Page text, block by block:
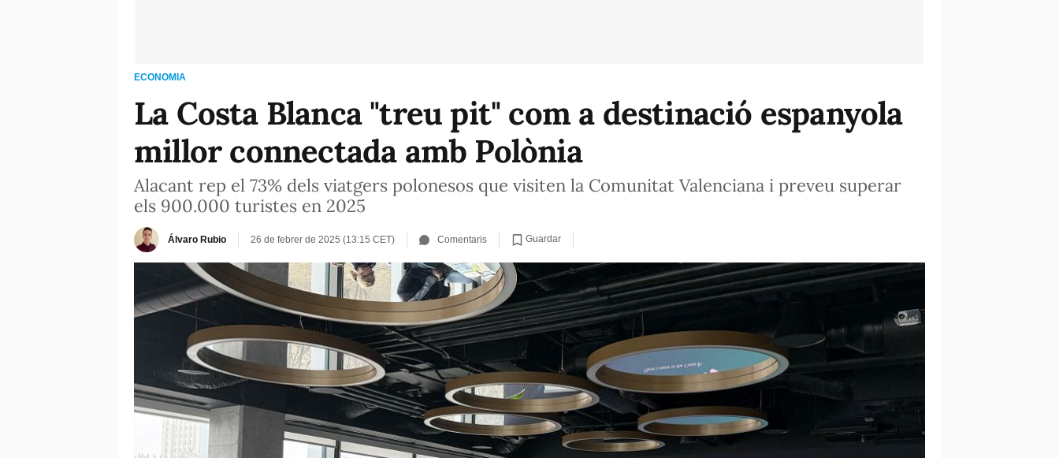
ECONOMIA
La Costa Blanca "treu pit" com a destinació espanyola
millor connectada amb Polònia
Alacant rep el 73% dels viatgers polonesos que visiten la Comunitat Valenciana i preveu superar
els 900.000 turistes en 2025
Álvaro Rubio 26 de febrer de 2025 (13:15 CET) Comentaris Guardar